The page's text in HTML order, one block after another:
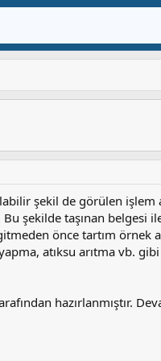
şekil de görülen işlem
şekilde taşınan belgesi
önce tartım örnek
atıksu arıtma vb.
hazırlanmıştır.